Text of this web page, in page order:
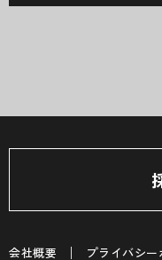
会社概要 プライバシー